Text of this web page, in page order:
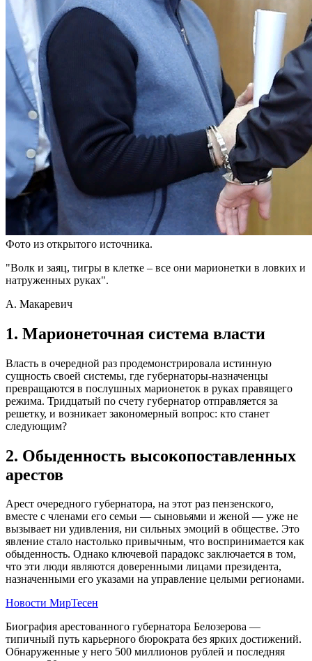
Фото из открытого источника.
"Волк и заяц, тигры в клетке – все они марионетки в ловких и
натруженных руках".
А. Макаревич
1. Марионеточная система власти
Власть в очередной раз продемонстрировала истинную
сущность своей системы, где губернаторы-назначенцы
превращаются в послушных марионеток в руках правящего
режима. Тридцатый по счету губернатор отправляется за
решетку, и возникает закономерный вопрос: кто станет
следующим?
2. Обыденность высокопоставленных
арестов
Арест очередного губернатора, на этот раз пензенского,
вместе с членами его семьи — сыновьями и женой — уже не
вызывает ни удивления, ни сильных эмоций в обществе. Это
явление стало настолько привычным, что воспринимается как
обыденность. Однако ключевой парадокс заключается в том,
что эти люди являются доверенными лицами президента,
назначенными его указами на управление целыми регионами.
Новости МирТесен
Биография арестованного губернатора Белозерова —
типичный путь карьерного бюрократа без ярких достижений.
Обнаруженные у него 500 миллионов рублей и последняя